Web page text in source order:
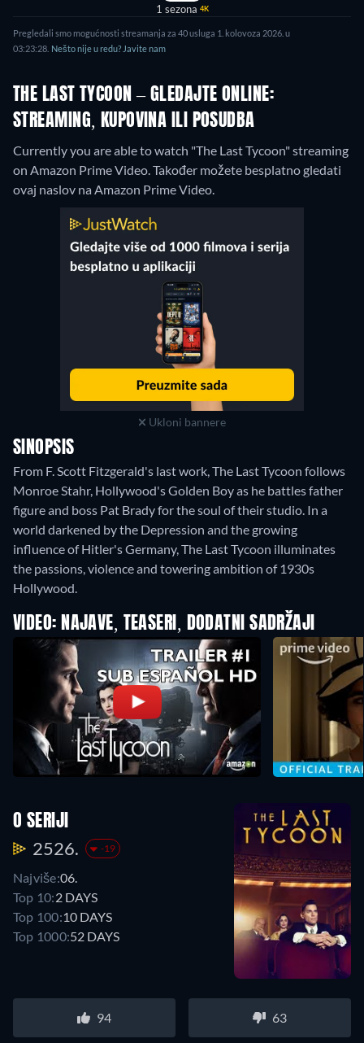
1 sezona 4K
Pregledali smo mogućnosti streamanja za 40 usluga 1. kolovoza 2026. u
03:23:28. Nešto nije u redu? Javite nam
THE LAST TYCOON – GLEDAJTE ONLINE:
STREAMING, KUPOVINA ILI POSUDBA
Currently you are able to watch "The Last Tycoon" streaming
on Amazon Prime Video.Također možete besplatno gledati
ovaj naslov na Amazon Prime Video.
Ukloni bannere
SINOPSIS
From F. Scott Fitzgerald's last work, The Last Tycoon follows
Monroe Stahr, Hollywood's Golden Boy as he battles father
figure and boss Pat Brady for the soul of their studio. In a
world darkened by the Depression and the growing
influence of Hitler's Germany, The Last Tycoon illuminates
the passions, violence and towering ambition of 1930s
Hollywood.
VIDEO: NAJAVE, TEASERI, DODATNI SADRŽAJI
O SERIJI
2526. -19
Najviše:06.
Top 10:2 DAYS
Top 100:10 DAYS
Top 1000:52 DAYS
94 63